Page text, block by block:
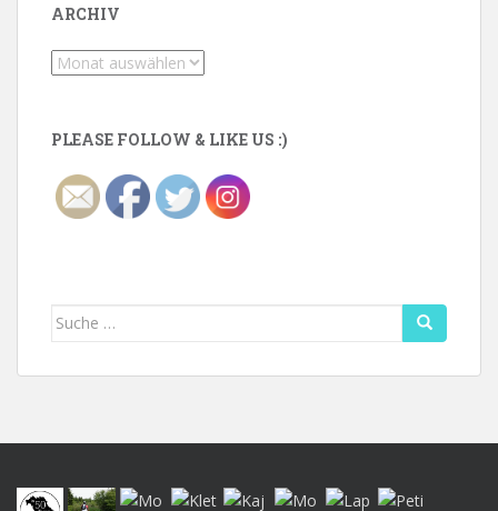
ARCHIV
Archiv
PLEASE FOLLOW & LIKE US :)
Suche